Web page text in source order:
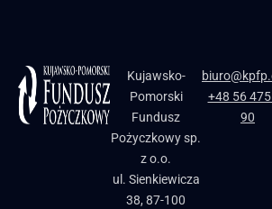
Kujawsko-
Pomorski
Fundusz
Pożyczkowy sp.
z o.o.
ul. Sienkiewicza
38, 87-100
+48 56
90